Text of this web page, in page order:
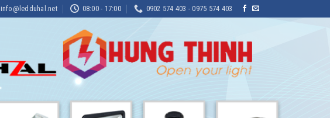
info@ledduhal.net 08:00 - 17:00 0902 574 403 - 0975 574 403